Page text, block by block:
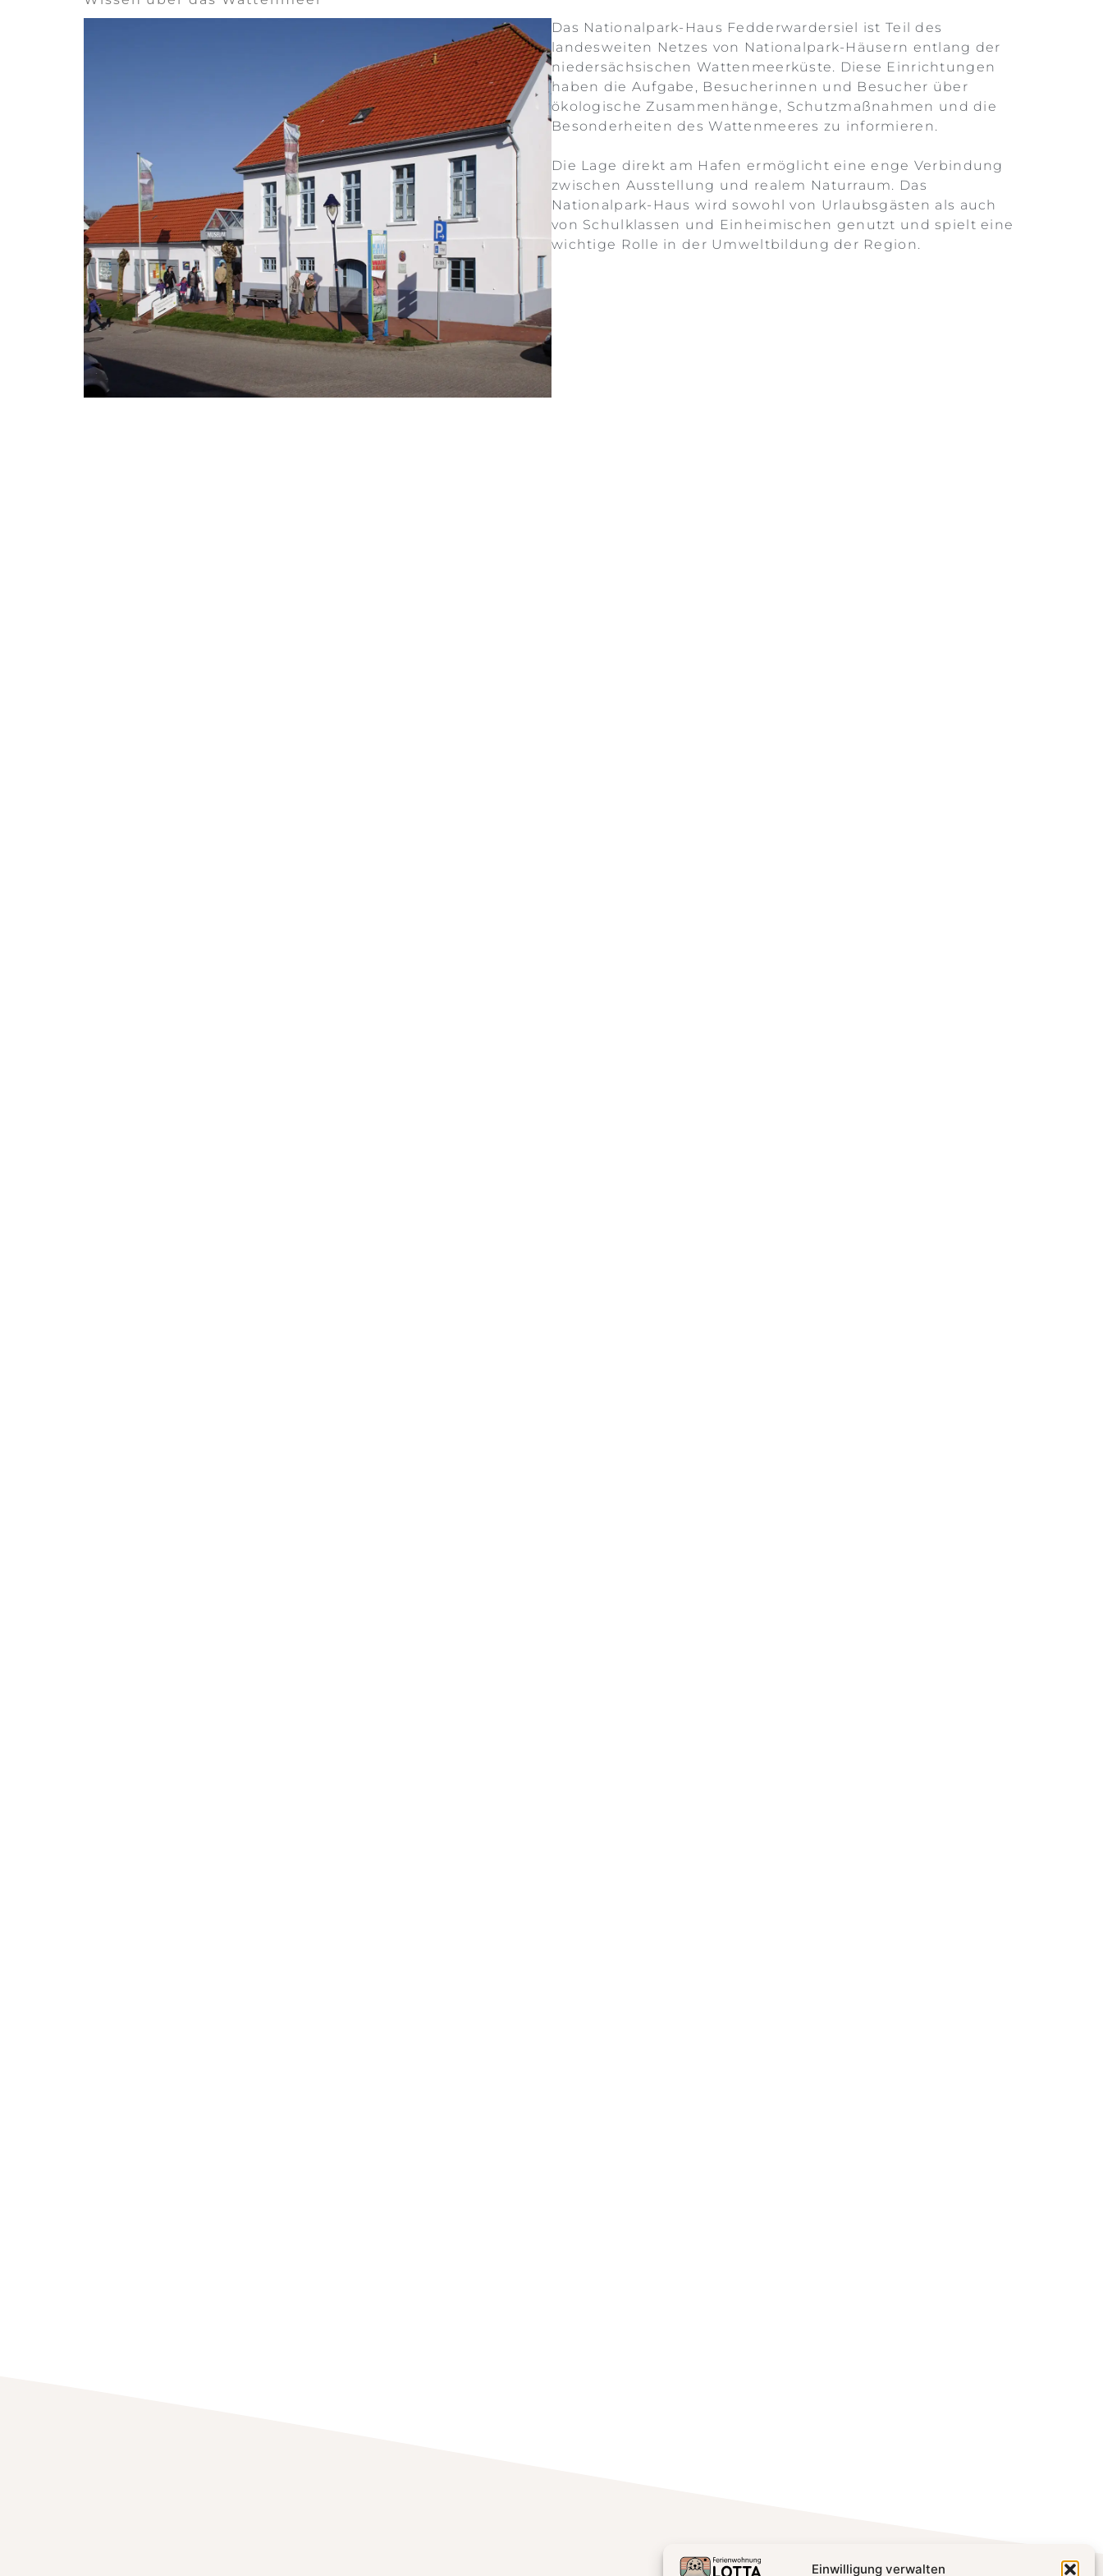
Einwilligung verwalten
Das Nationalpark-Haus Fedderwardersiel ist Teil des
landesweiten Netzes von Nationalpark-Häusern entlang der
niedersächsischen Wattenmeerküste. Diese Einrichtungen
haben die Aufgabe, Besucherinnen und Besucher über
ökologische Zusammenhänge, Schutzmaßnahmen und die
Besonderheiten des Wattenmeeres zu informieren.
Die Lage direkt am Hafen ermöglicht eine enge Verbindung
zwischen Ausstellung und realem Naturraum. Das
Nationalpark-Haus wird sowohl von Urlaubsgästen als auch
von Schulklassen und Einheimischen genutzt und spielt eine
wichtige Rolle in der Umweltbildung der Region.